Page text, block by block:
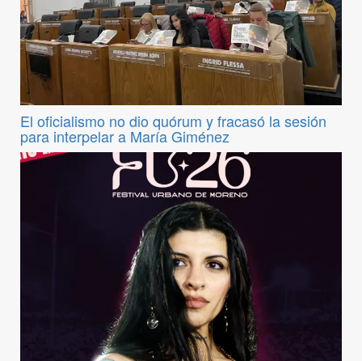
El oficialismo no dio quórum y fracasó la sesión
para interpelar a María Giménez